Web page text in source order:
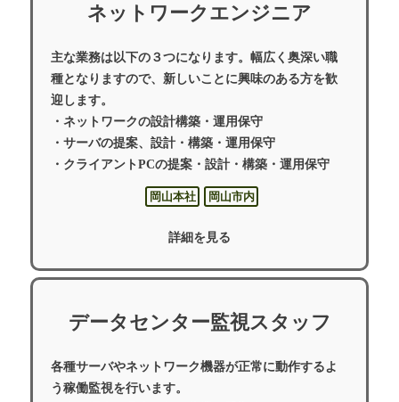
ネットワークエンジニア
主な業務は以下の３つになります。幅広く奥深い職
種となりますので、新しいことに興味のある方を歓
迎します。
・ネットワークの設計構築・運用保守
・サーバの提案、設計・構築・運用保守
・クライアントPCの提案・設計・構築・運用保守
岡山本社 岡山市内
詳細を見る
データセンター監視スタッフ
各種サーバやネットワーク機器が正常に動作するよ
う稼働監視を行います。